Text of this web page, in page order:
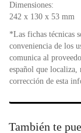
Dimensiones:
242 x 130 x 53 mm
*Las fichas técnicas
conveniencia de los
comunica al
español que localiza,
corrección de esta
También te